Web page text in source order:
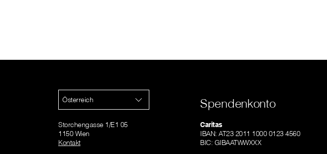
Österreich
Storchengasse 1/E1 05
1150 Wien
Kontakt
Spendenkonto
Caritas
IBAN: AT23 2011 1000 0123 4560
BIC: GIBAATWWXXX